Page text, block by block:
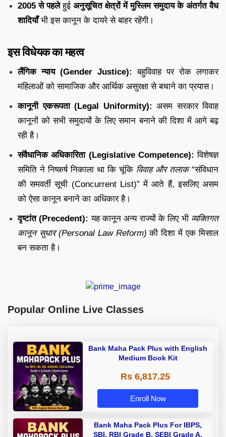
2005 से पहलेहुई अनुसूचित क्षेत्रों में मुस्लिम समुदाय के अंतर्गत वैध
शादियाँभी इस कानून के दायरे से बाहर रहेंगी।
इस विधेयक का महत्व
लैंगिक न्याय (Gender Justice): बहुविवाह पर रोक लगाकर
महिलाओं को सामाजिक और आर्थिक असुरक्षा से बचाने का प्रयास।
कानूनी एकरूपता (Legal Uniformity): असम सरकार विवाह
कानूनों को सभी समुदायों के लिए समान बनाने की दिशा में आगे बढ़
रही है।
संवैधानिक अधिकारिता (Legislative Competence): विशेषज्ञ
समिति ने निष्कर्ष निकाला था कि चूंकि विवाह और तलाक“संविधान
की समवर्ती सूची (Concurrent List)” में आते हैं, इसलिए असम
को ऐसा कानून बनाने का अधिकार है।
दृष्टांत (Precedent): यह कानून अन्य राज्यों के लिए भी व्यक्तिगत
कानून सुधार (Personal Law Reform) की दिशा में एक मिसाल
बन सकता है।
Popular Online Live Classes
Bank Maha Pack Plus with English
Medium Book Kit
Rs 6,817.25
Enroll Now
Bank Maha Pack Plus For IBPS,
SBI, RBI Grade B, SEBI Grade A,